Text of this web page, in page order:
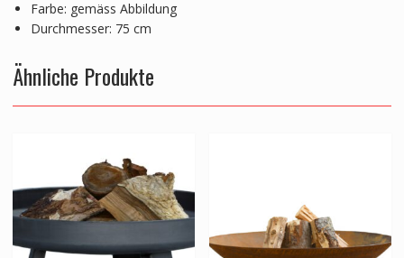
Farbe: gemäss Abbildung
Durchmesser: 75 cm
Ähnliche Produkte